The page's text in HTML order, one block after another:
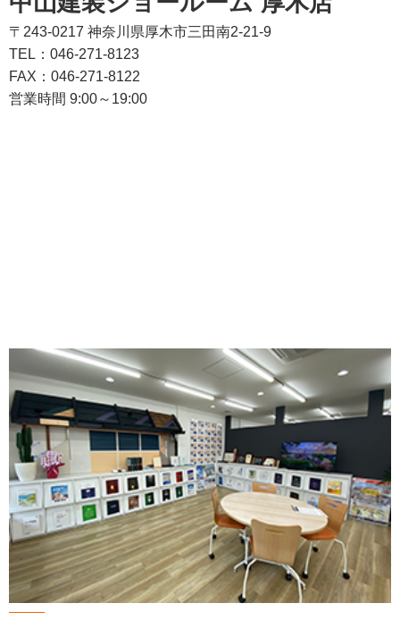
〒243-0217 神奈川県厚木市三田南2-21-9
TEL：046-271-8123
FAX：046-271-8122
営業時間 9:00～19:00